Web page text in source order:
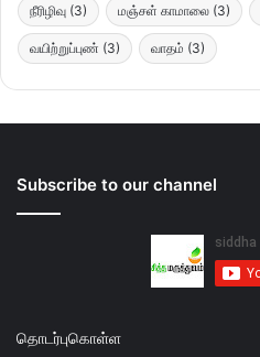
நீரிழிவு (3) மஞ்சள் காமாலை (3)
வயிற்றுப்புண் (3) வாதம் (3)
Subscribe to our channel
தொடர்புகொள்ள